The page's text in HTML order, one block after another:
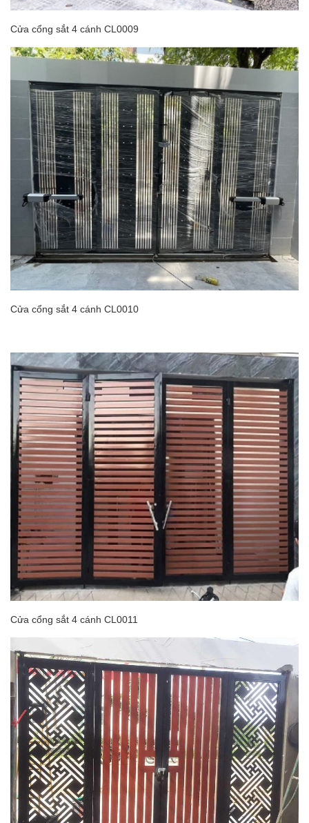
Cửa cổng sắt 4 cánh CL0009
Cửa cổng sắt 4 cánh CL0010
Cửa cổng sắt 4 cánh CL0011